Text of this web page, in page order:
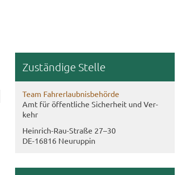
Zu­stän­di­ge Stel­le
Team Fahr­erlaub­nis­be­hör­de
Amt für öf­fent­li­che Si­cher­heit und Ver­
kehr
Heinrich-​Rau-Straße 27–30
DE-​16816 Neu­rup­pin